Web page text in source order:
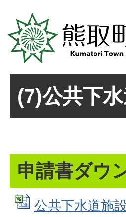
(7)公共下
申請書ダウ
公共下水道施